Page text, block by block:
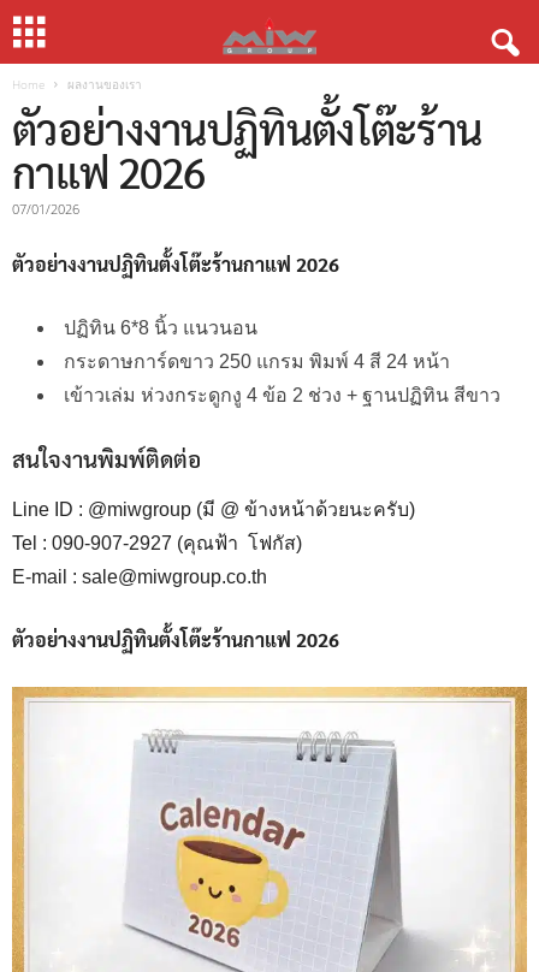
Home ผลงานของเรา
ตัวอย่างงานปฏิทินตั้งโต๊ะร้าน
กาแฟ 2026
07/01/2026
ตัวอย่างงานปฏิทินตั้งโต๊ะร้านกาแฟ 2026
ปฏิทิน 6*8 นิ้ว แนวนอน
กระดาษการ์ดขาว 250 แกรม พิมพ์ 4 สี 24 หน้า
เข้าวเล่ม ห่วงกระดูกงู 4 ข้อ 2 ช่วง + ฐานปฏิทิน สีขาว
สนใจงานพิมพ์ติดต่อ
Line ID : @miwgroup (มี @ ข้างหน้าด้วยนะครับ)
Tel : 090-907-2927 (คุณฟ้า โฟกัส)
E-mail : sale@miwgroup.co.th
ตัวอย่างงานปฏิทินตั้งโต๊ะร้านกาแฟ 2026